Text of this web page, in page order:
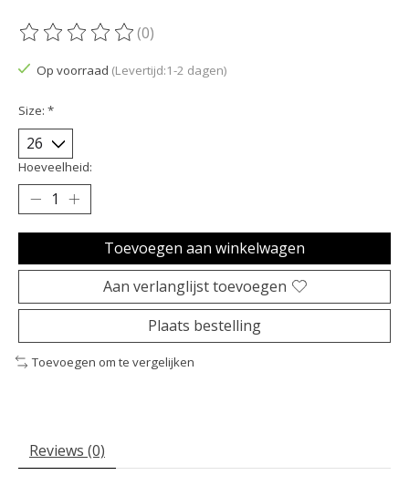
De beoordeling van dit product is
(0)
Op voorraad (Levertijd:1-2 dagen)
Size: *
Hoeveelheid:
Toevoegen aan winkelwagen
Aan verlanglijst toevoegen
Plaats bestelling
Toevoegen om te vergelijken
Reviews (0)